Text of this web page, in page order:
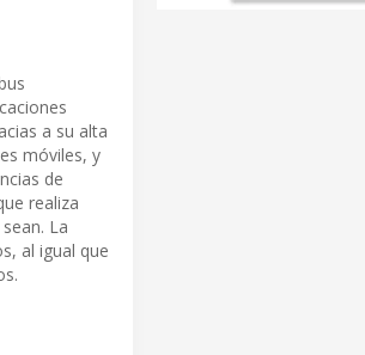
a su alta
móviles, y
de
realiza
La
al igual que